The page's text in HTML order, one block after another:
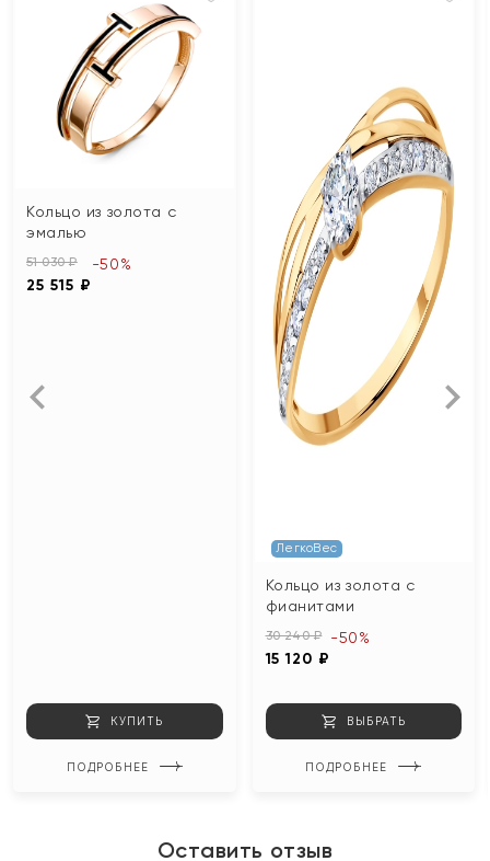
Кольцо из золота с
эмалью
51 030 ₽
25 515 ₽
-50%
КУПИТЬ
ПОДРОБНЕЕ
ЛегкоВес
Кольцо из золота с
фианитами
30 240 ₽
15 120 ₽
-50%
ВЫБРАТЬ
ПОДРОБНЕЕ
Оставить отзыв